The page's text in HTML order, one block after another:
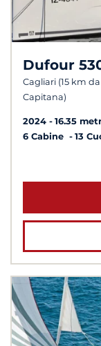
Dufour
Cagliari (15 km
Capitana)
2024
16.35
6 Cabine
13